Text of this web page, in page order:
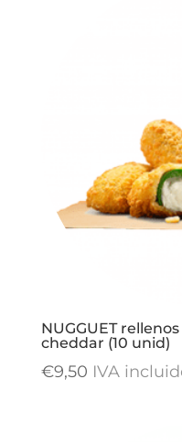
NUGGUET
cheddar (10 unid)
€9,50 IVA